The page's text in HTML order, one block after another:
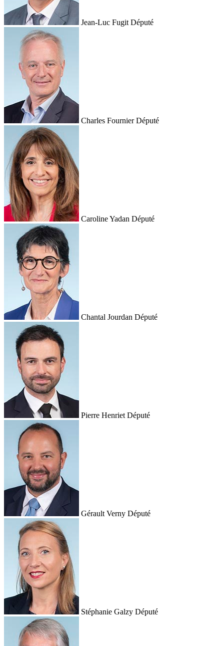
Jean-Luc Fugit Député
Charles Fournier Député
Caroline Yadan Député
Chantal Jourdan Député
Pierre Henriet Député
Gérault Verny Député
Stéphanie Galzy Député